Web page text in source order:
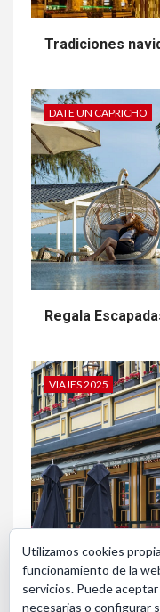
Tradiciones
DATE UN CAPRICHO
Regala
VIAJES 2025
Bruselas en
Utilizamos cookies
funcionamiento de la
servicios. Puede
necesarias o configurar